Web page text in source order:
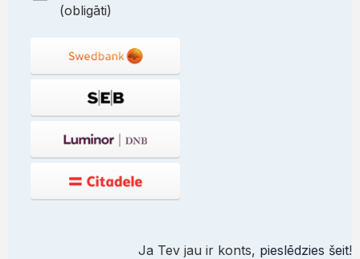
(obligāti)
Ja Tev jau ir konts, pieslēdzies šeit!